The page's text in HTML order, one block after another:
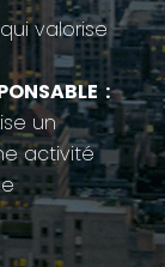
valorise
:
un
activité